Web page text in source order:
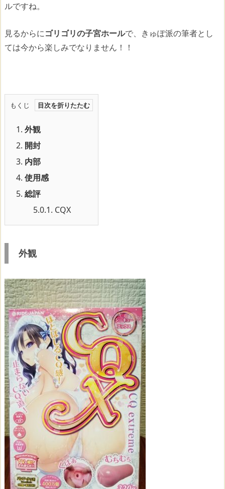
ルですね。
見るからにゴリゴリの子宮ホールで、きゅぽ派の筆者とし
ては今から楽しみでなりません！！
もくじ
1. 外観
2. 開封
3. 内部
4. 使用感
5. 総評
5.0.1. CQX
外観